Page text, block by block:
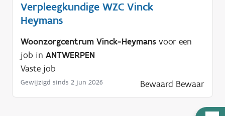
Verpleegkundige WZC Vinck
Heymans
Woonzorgcentrum Vinck-Heymans voor een
job in ANTWERPEN
Vaste job
Gewijzigd sinds 2 jun 2026 Bewaard Bewaar